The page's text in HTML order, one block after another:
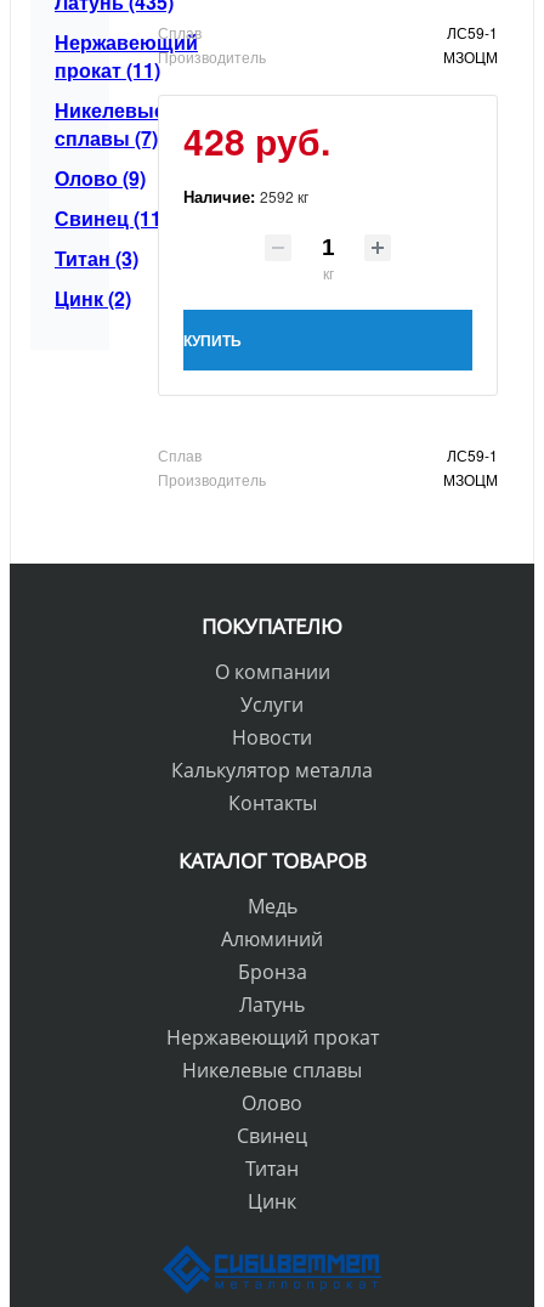
Нержавеющий
прокат (11)
Никелевые
сплавы (7)
Олово (9)
Свинец (11)
Титан (3)
Цинк (2)
Сплав
ЛС59-1
Производитель
МЗОЦМ
428 руб.
Наличие: 2592 кг
кг
КУПИТЬ
Сплав
ЛС59-1
Производитель
МЗОЦМ
ПОКУПАТЕЛЮ
О компании
Услуги
Новости
Калькулятор металла
Контакты
КАТАЛОГ ТОВАРОВ
Медь
Алюминий
Бронза
Латунь
Нержавеющий прокат
Никелевые сплавы
Олово
Свинец
Титан
Цинк